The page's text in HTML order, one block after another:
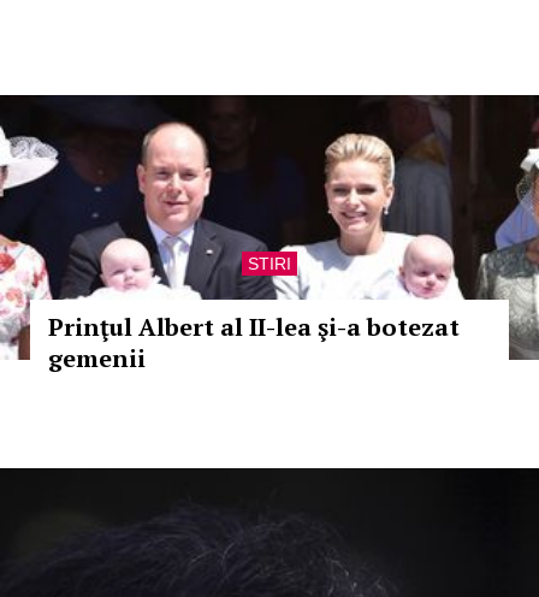
STIRI
Prinţul Albert al II-lea şi-a botezat
gemenii